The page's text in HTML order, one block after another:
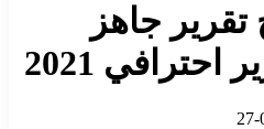
تقرير جاهز
2021